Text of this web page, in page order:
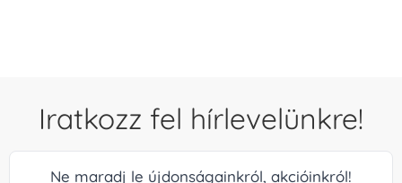
Iratkozz fel hírlevelünkre!
Ne maradj le újdonságainkról, akcióinkról!